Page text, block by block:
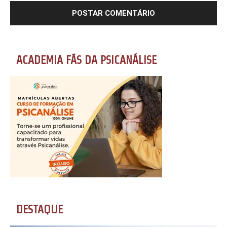
ACADEMIA FÃS DA PSICANÁLISE
DESTAQUE